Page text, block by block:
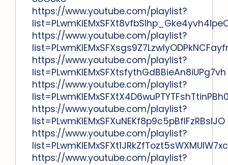
https://www.youtube.com/playlist?
https://www.youtube.com/playlist?
list=PLwmKlEMxSFXsgs9Z7LzwIyODPkNCFayfr
https://www.youtube.com/playlist?
list=PLwmKlEMxSFXtsfythGdBBieAn8iUPg7vh
https://www.youtube.com/playlist?
https://www.youtube.com/playlist?
list=PLwmKlEMxSFXuNEKf8p9c5pBfIFzRBsIJO
https://www.youtube.com/playlist?
list=PLwmKlEMxSFXt1JRkZfTozt5sWXMUlW7xc
https://www.youtube.com/playlist?